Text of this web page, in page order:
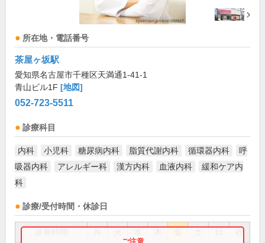
所在地・電話番号
茶屋ヶ坂駅
愛知県名古屋市千種区天満通1-41-1
青山ビル1F [地図]
052-723-5511
診療科目
内科 小児科 糖尿病内科 脂質代謝内科 循環器内科
呼
吸器内科
アレルギー科 漢方内科 血液内科
緩和ケア内
科
診療/受付時間・休診日
祝